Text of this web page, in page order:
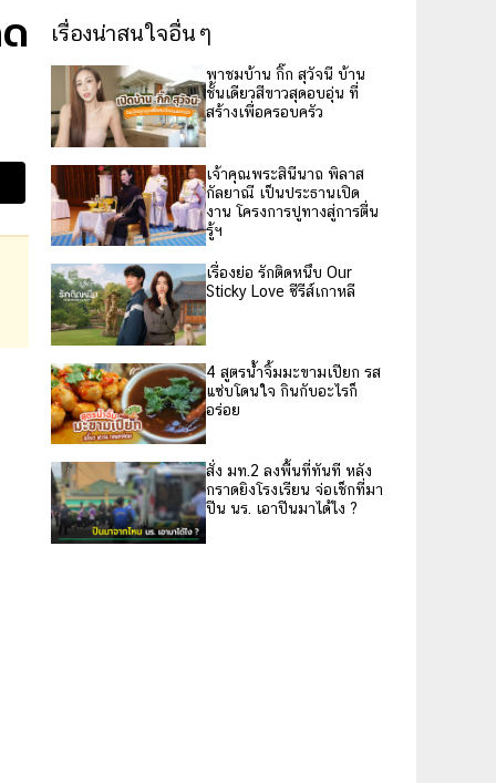
เรื่องน่าสนใจอื่นๆ
พาชมบ้าน กิ๊ก สุวัจนี บ้าน
ชั้นเดียวสีขาวสุดอบอุ่น ที่
สร้างเพื่อครอบครัว
เจ้าคุณพระสินีนาถ พิลาส
กัลยาณี เป็นประธานเปิด
งาน โครงการปูทางสู่การตื่น
รู้ฯ
เรื่องย่อ รักติดหนึบ Our
Sticky Love ซีรีส์เกาหลี
4 สูตรน้ำจิ้มมะขามเปียก รส
แซ่บโดนใจ กินกับอะไรก็
อร่อย
สั่ง มท.2 ลงพื้นที่ทันที หลัง
กราดยิงโรงเรียน จ่อเช็กที่มา
ปืน นร. เอาปืนมาได้ไง ?